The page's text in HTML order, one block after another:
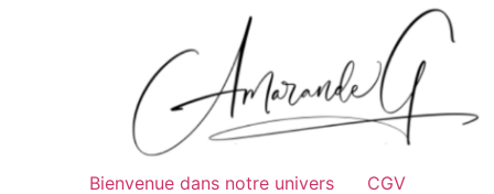
Bienvenue dans notre univers CGV